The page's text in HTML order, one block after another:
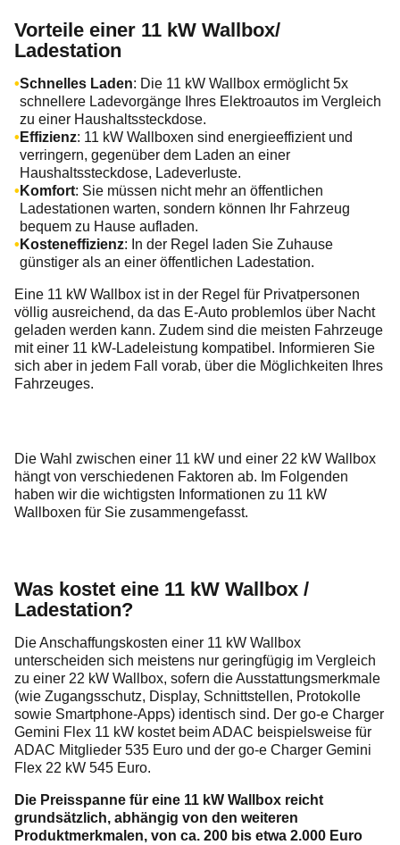
Vorteile einer 11 kW Wallbox/
Ladestation
Schnelles Laden: Die 11 kW Wallbox ermöglicht 5x
schnellere Ladevorgänge Ihres Elektroautos im Vergleich
zu einer Haushaltssteckdose.
Effizienz: 11 kW Wallboxen sind energieeffizient und
verringern, gegenüber dem Laden an einer
Haushaltssteckdose, Ladeverluste.
Komfort: Sie müssen nicht mehr an öffentlichen
Ladestationen warten, sondern können Ihr Fahrzeug
bequem zu Hause aufladen.
Kosteneffizienz: In der Regel laden Sie Zuhause
günstiger als an einer öffentlichen Ladestation.
Eine 11 kW Wallbox ist in der Regel für Privatpersonen
völlig ausreichend, da das E-Auto problemlos über Nacht
geladen werden kann. Zudem sind die meisten Fahrzeuge
mit einer 11 kW-Ladeleistung kompatibel. Informieren Sie
sich aber in jedem Fall vorab, über die Möglichkeiten Ihres
Fahrzeuges.
Die Wahl zwischen einer 11 kW und einer 22 kW Wallbox
hängt von verschiedenen Faktoren ab. Im Folgenden
haben wir die wichtigsten Informationen zu 11 kW
Wallboxen für Sie zusammengefasst.
Was kostet eine 11 kW Wallbox /
Ladestation?
Die Anschaffungskosten einer 11 kW Wallbox
unterscheiden sich meistens nur geringfügig im Vergleich
zu einer 22 kW Wallbox, sofern die Ausstattungsmerkmale
(wie Zugangsschutz, Display, Schnittstellen, Protokolle
sowie Smartphone-Apps) identisch sind. Der go-e Charger
Gemini Flex 11 kW kostet beim ADAC beispielsweise für
ADAC Mitglieder 535 Euro und der go-e Charger Gemini
Flex 22 kW 545 Euro.
Die Preisspanne für eine 11 kW Wallbox reicht
grundsätzlich, abhängig von den weiteren
Produktmerkmalen, von ca. 200 bis etwa 2.000 Euro